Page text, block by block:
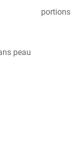
portions
peau